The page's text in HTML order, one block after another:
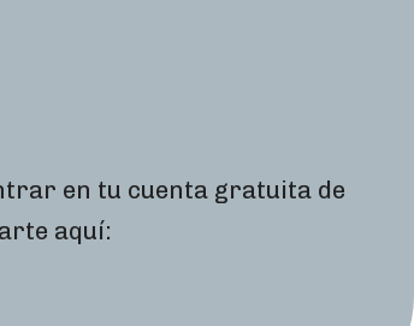
en tu cuenta gratuita de
aquí: